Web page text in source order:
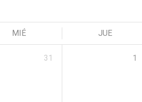
MIÉ JUE
31 1